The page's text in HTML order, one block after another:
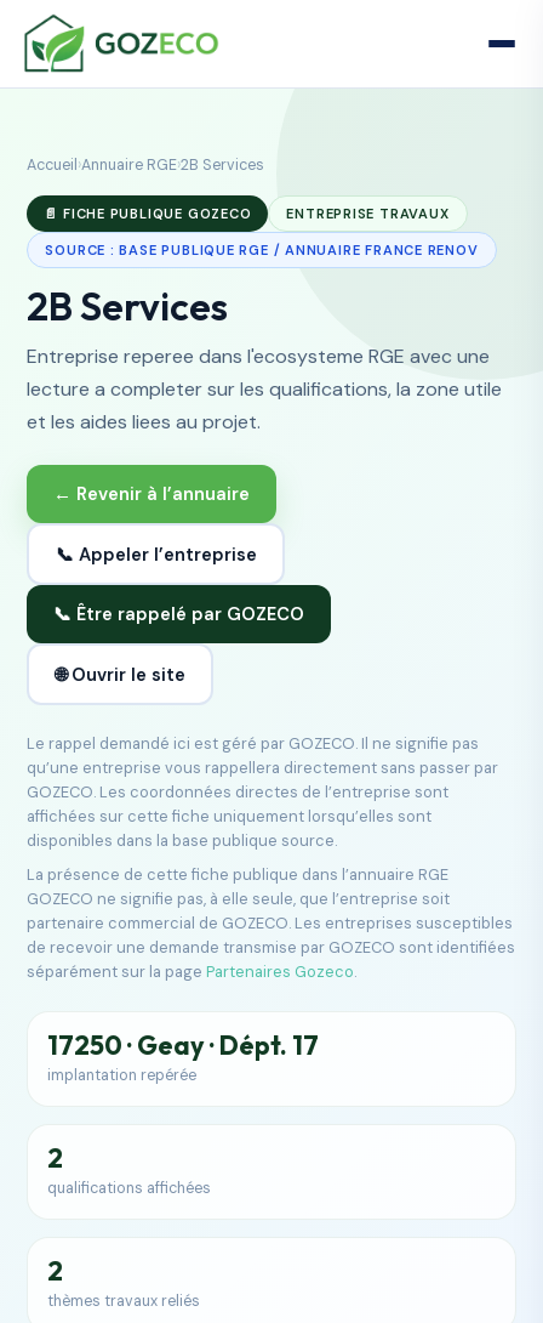
Accueil ›Annuaire RGE›2B Services
📄 FICHE PUBLIQUE GOZECO ENTREPRISE TRAVAUX
SOURCE : BASE PUBLIQUE RGE / ANNUAIRE FRANCE RENOV
2B Services
Entreprise reperee dans l'ecosysteme RGE avec une
lecture a completer sur les qualifications, la zone utile
et les aides liees au projet.
← Revenir à l’annuaire
📞 Appeler l’entreprise
📞 Être rappelé par GOZECO
🌐 Ouvrir le site
Le rappel demandé ici est géré par GOZECO. Il ne signifie pas
qu’une entreprise vous rappellera directement sans passer par
GOZECO. Les coordonnées directes de l’entreprise sont
affichées sur cette fiche uniquement lorsqu’elles sont
disponibles dans la base publique source.
La présence de cette fiche publique dans l’annuaire RGE
GOZECO ne signifie pas, à elle seule, que l’entreprise soit
partenaire commercial de GOZECO. Les entreprises susceptibles
de recevoir une demande transmise par GOZECO sont identifiées
séparément sur la pagePartenaires Gozeco.
17250 · Geay · Dépt. 17
implantation repérée
2
qualifications affichées
2
thèmes travaux reliés